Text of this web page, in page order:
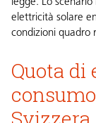
legge. Lo
elettricità solare
condizioni quadro
Quota